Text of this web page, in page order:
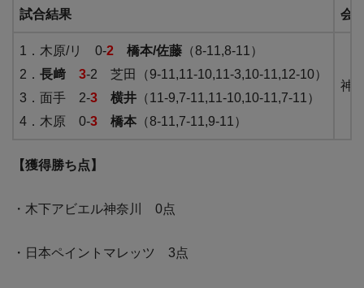
試合結果 会
1．木原/リ 0-2 橋本/佐藤 （8-11,8-11）
2． 長﨑 3-2 芝田（9-11,11-10,11-3,10-11,12-10）
3．面手 2-3 横井 （11-9,7-11,11-10,10-11,7-11）
4．木原 0-3 橋本 （8-11,7-11,9-11）
神
【獲得勝ち点】
・木下アビエル神奈川 0点
・日本ペイントマレッツ 3点